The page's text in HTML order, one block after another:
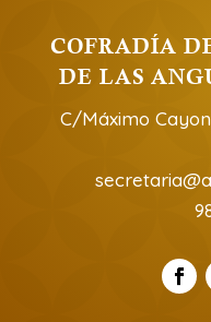
COFRADÍA
DE LAS
C/Máximo